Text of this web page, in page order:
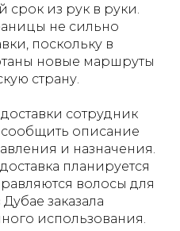
срок из рук в руки.
не сильно
поскольку в
новые маршруты
страну.
сотрудник
описание
и назначения.
планируется
волосы для
заказала
использования.